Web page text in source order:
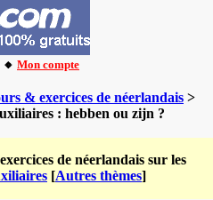
🔸 Mon compte
& exercices de néerlandais >
: hebben ou zijn ?
de néerlandais sur les
[Autres thèmes]